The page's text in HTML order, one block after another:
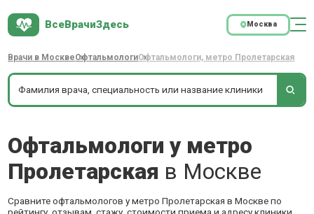
ВсеВрачиЗдесь Москва
Врачи в МосквеОфтальмологиОфтальмологи, метро Пролетарская
Офтальмологи у метро
Пролетарская в Москве
Сравните офтальмологов у метро Пролетарская в Москве по